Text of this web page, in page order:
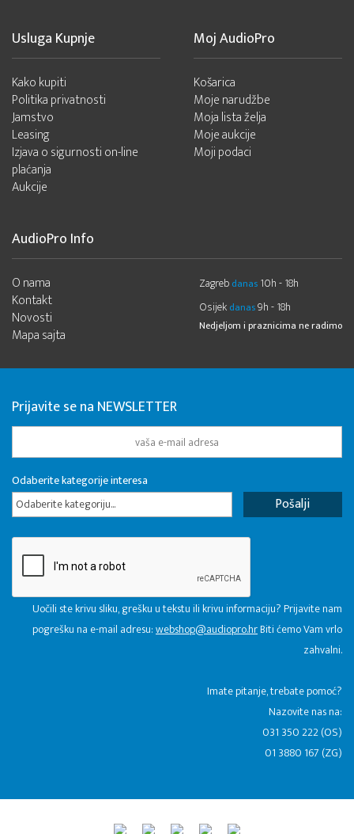
Usluga Kupnje
Kako kupiti
Politika privatnosti
Jamstvo
Leasing
Izjava o sigurnosti on-line
plaćanja
Aukcije
Moj AudioPro
Košarica
Moje narudžbe
Moja lista želja
Moje aukcije
Moji podaci
AudioPro Info
O nama
Kontakt
Novosti
Mapa sajta
Zagreb danas 10h - 18h
Osijek danas9h - 18h
Nedjeljom i praznicima ne radimo
Prijavite se na NEWSLETTER
Odaberite kategorije interesa
Odaberite kategoriju...
Uočili ste krivu sliku, grešku u tekstu ili krivu informaciju? Prijavite nam
pogrešku na e-mail adresu:webshop@audiopro.hrBiti ćemo Vam vrlo
zahvalni.
​Imate pitanje, trebate pomoć?
Nazovite nas na:
031 350 222 (OS)
01 3880 167 (ZG)